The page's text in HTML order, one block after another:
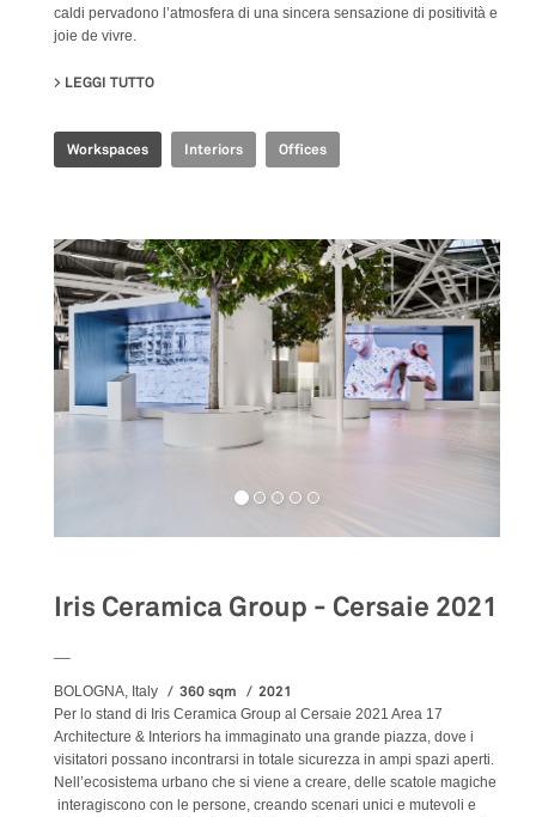
caldi pervadono l’atmosfera di una sincera sensazione di positività e
joie de vivre.
LEGGI TUTTO
Workspaces Interiors Offices
Iris Ceramica Group - Cersaie 2021
BOLOGNA, Italy 360 sqm 2021
Per lo stand di Iris Ceramica Group al Cersaie 2021 Area 17
Architecture & Interiors ha immaginato una grande piazza, dove i
visitatori possano incontrarsi in totale sicurezza in ampi spazi aperti.
Nell’ecosistema urbano che si viene a creare, delle scatole magiche
interagiscono con le persone, creando scenari unici e mutevoli e